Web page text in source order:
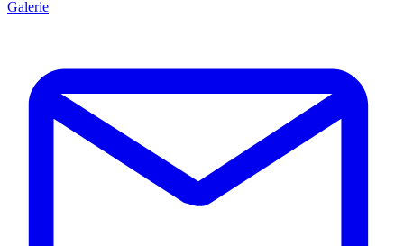
Galerie